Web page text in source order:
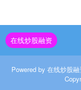
在线炒股融资
Powered by 在线炒股